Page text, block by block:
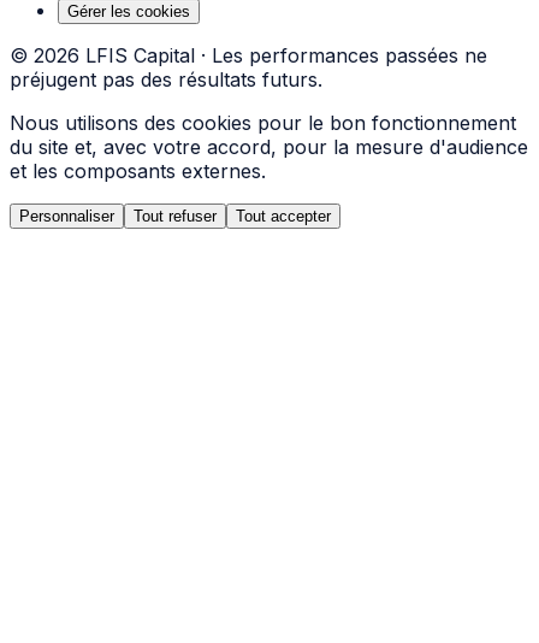
Gérer les cookies
© 2026 LFIS Capital · Les performances passées ne
préjugent pas des résultats futurs.
Nous utilisons des cookies pour le bon fonctionnement
du site et, avec votre accord, pour la mesure d'audience
et les composants externes.
Personnaliser Tout refuser Tout accepter